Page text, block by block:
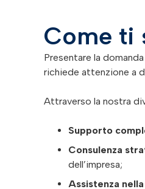
Come ti
Presentare la
richiede attenzione a
Attraverso la nostra
Supporto
Consulenza
dell’impresa;
Assistenza